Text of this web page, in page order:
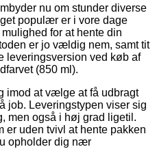
nu om stunder diverse
populær er i vore dage
for at hente din
er jo vældig nem, samt tit
leveringsversion ved køb af
(850 ml).
imod at vælge at få udbragt
job. Leveringstypen viser sig
men også i høj grad ligetil.
er uden tvivl at hente pakken
opholder dig nær